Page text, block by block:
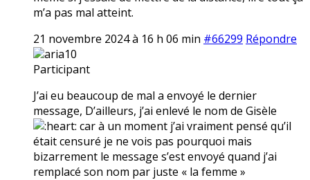
m’a pas mal atteint.
21 novembre 2024 à 16 h 06 min #66299 Répondre
aria10
Participant
J’ai eu beaucoup de mal a envoyé le dernier
message, D’ailleurs, j’ai enlevé le nom de Gisèle
car à un moment j’ai vraiment pensé qu’il
était censuré je ne vois pas pourquoi mais
bizarrement le message s’est envoyé quand j’ai
remplacé son nom par juste « la femme »